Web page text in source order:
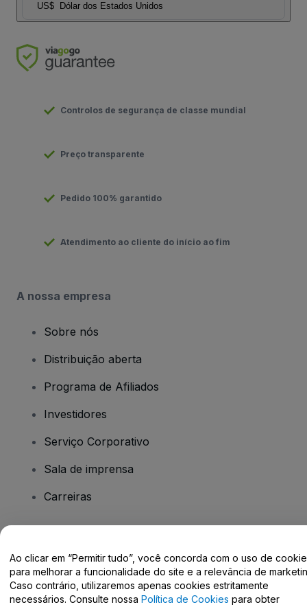
US$ Dólar dos Estados Unidos
Controlos de segurança de classe mundial
Preço transparente
Pedido 100% garantido
Atendimento ao cliente do início ao fim
A nossa empresa
Sobre nós
Distribuição aberta
Programa de Afiliados
Investidores
Serviço Corporativo
Sala de imprensa
Carreiras
Centro de Ajuda / Fale Conosco
Ao clicar em “Permitir tudo”, você concorda com o uso de
para melhorar a funcionalidade do site e a relevância de
Caso contrário, utilizaremos apenas cookies estritamente
necessários. Consulte nossa Política de Cookies para obter